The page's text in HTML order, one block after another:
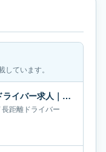
ています。
アート梱包運輸株式会社の長距離ドライバー求人｜長野県東御市｜月給69万円
長距離ドライバー